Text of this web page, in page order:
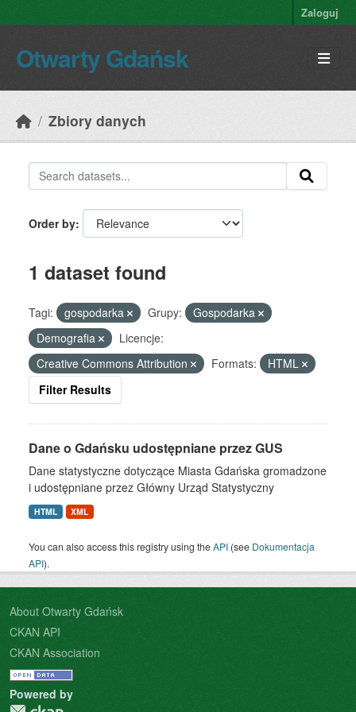
Zaloguj
Otwarty Gdańsk
Zbiory danych
Order by
1 dataset found
Tagi: gospodarka Grupy:
Gospodarka
Demografia
Licencje:
Creative Commons Attribution
Formats:
HTML
Filter Results
Dane o Gdańsku udostępniane przez GUS
Dane statystyczne dotyczące Miasta Gdańska gromadzone
i udostępniane przez Główny Urząd Statystyczny
HTML XML
You can also access this registry using theAPI (see Dokumentacja
API).
About Otwarty Gdańsk
CKAN API
CKAN Association
Powered by